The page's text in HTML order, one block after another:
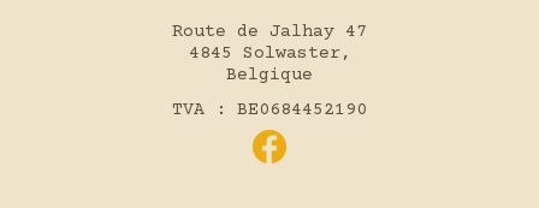
Route de Jalhay 47
4845 Solwaster,
Belgique
TVA : BE0684452190